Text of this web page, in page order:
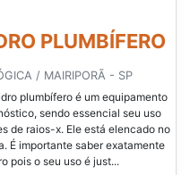
PLUMBÍFERO
/ MAIRIPORÃ - SP
plumbífero é um equipamento
sendo essencial seu uso
de raios-x. Ele está elencado no
É importante saber exatamente
pois o seu uso é just...